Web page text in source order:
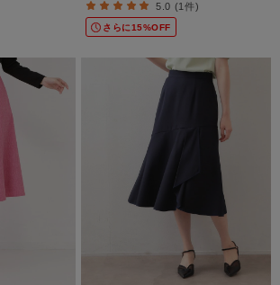
5.0 (1件)
さらに15%OFF